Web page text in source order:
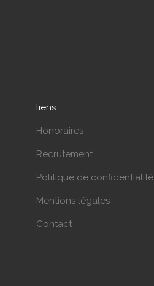
liens :
Honoraires
Recrutement
Politique de confidentialité
Mentions légales
Contact